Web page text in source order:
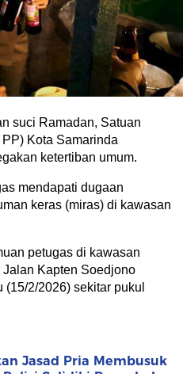
suci Ramadan, Satuan
Kota Samarinda
ketertiban umum.
mendapati dugaan
keras (miras) di kawasan
petugas di kawasan
Kapten Soedjono
2/2026) sekitar pukul
Jasad Pria Membusuk